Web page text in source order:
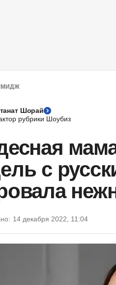
Шорай
рубрики Шоубиз
с
14 декабря 2022, 11:04